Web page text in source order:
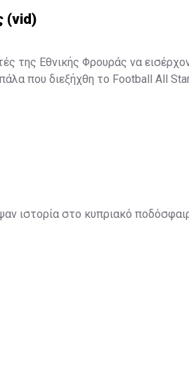
(vid)
της Εθνικής Φρουράς να
που διεξήχθη το Football All
ιστορία στο κυπριακό